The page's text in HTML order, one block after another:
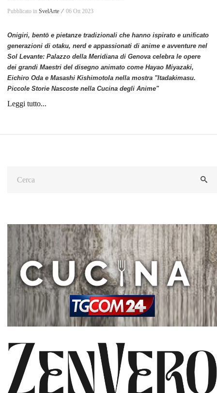
Pubblicato in SvelArte ⁄ 06 Ott 2023
Onigiri, bentō e pietanze tradizionali che hanno ispirato e unificato
generazioni di otaku, nerd e appassionati di anime e avventure nel
Sol Levante: Palazzo della Meridiana di Genova celebra le opere
dei grandi Maestri del disegno animato come Hayao Miyazaki,
Eichiro Oda e Masashi Kishimotola nella mostra "Itadakimasu.
Piccole Storie Nascoste nella Cucina degli Anime"
Leggi tutto...